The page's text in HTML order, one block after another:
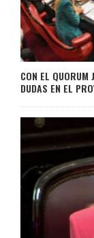
CON EL QUORUM
DUDAS EN EL